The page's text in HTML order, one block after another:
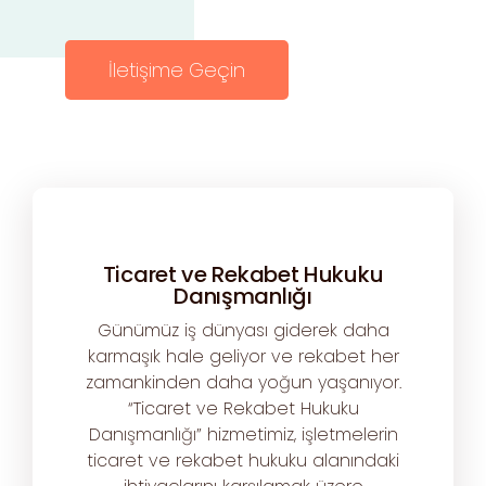
İletişime Geçin
Ticaret ve Rekabet Hukuku
Danışmanlığı
Günümüz iş dünyası giderek daha
karmaşık hale geliyor ve rekabet her
zamankinden daha yoğun yaşanıyor.
“Ticaret ve Rekabet Hukuku
Danışmanlığı” hizmetimiz, işletmelerin
ticaret ve rekabet hukuku alanındaki